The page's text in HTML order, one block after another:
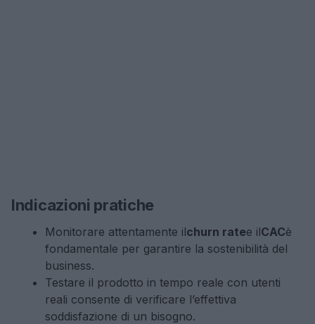
Indicazioni pratiche
Monitorare attentamente ilchurn ratee ilCACè
fondamentale per garantire la sostenibilità del
business.
Testare il prodotto in tempo reale con utenti
reali consente di verificare l’effettiva
soddisfazione di un bisogno.